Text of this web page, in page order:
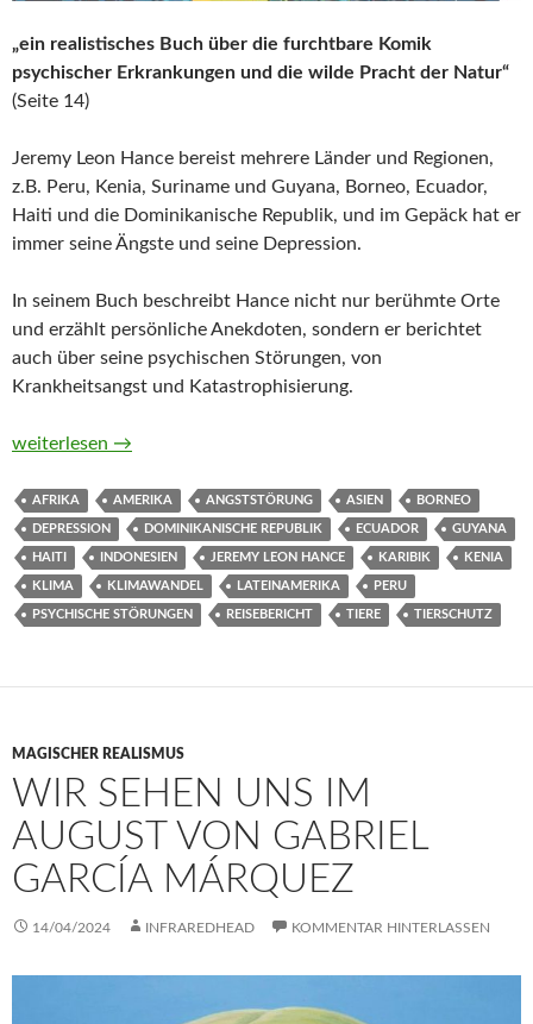
„ein realistisches Buch über die furchtbare Komik
psychischer Erkrankungen und die wilde Pracht der Natur“
(Seite 14)
Jeremy Leon Hance bereist mehrere Länder und Regionen,
z.B. Peru, Kenia, Suriname und Guyana, Borneo, Ecuador,
Haiti und die Dominikanische Republik, und im Gepäck hat er
immer seine Ängste und seine Depression.
In seinem Buch beschreibt Hance nicht nur berühmte Orte
und erzählt persönliche Anekdoten, sondern er berichtet
auch über seine psychischen Störungen, von
Krankheitsangst und Katastrophisierung.
Das pack ich nicht. Wie ich mit meiner Angst um die ganze
weiterlesen →
AFRIKA AMERIKA ANGSTSTÖRUNG ASIEN BORNEO
DEPRESSION DOMINIKANISCHE REPUBLIK ECUADOR GUYANA
HAITI INDONESIEN JEREMY LEON HANCE KARIBIK KENIA
KLIMA KLIMAWANDEL LATEINAMERIKA PERU
PSYCHISCHE STÖRUNGEN REISEBERICHT TIERE TIERSCHUTZ
MAGISCHER REALISMUS
WIR SEHEN UNS IM
AUGUST VON GABRIEL
GARCÍA MÁRQUEZ
14/04/2024 INFRAREDHEAD KOMMENTAR HINTERLASSEN